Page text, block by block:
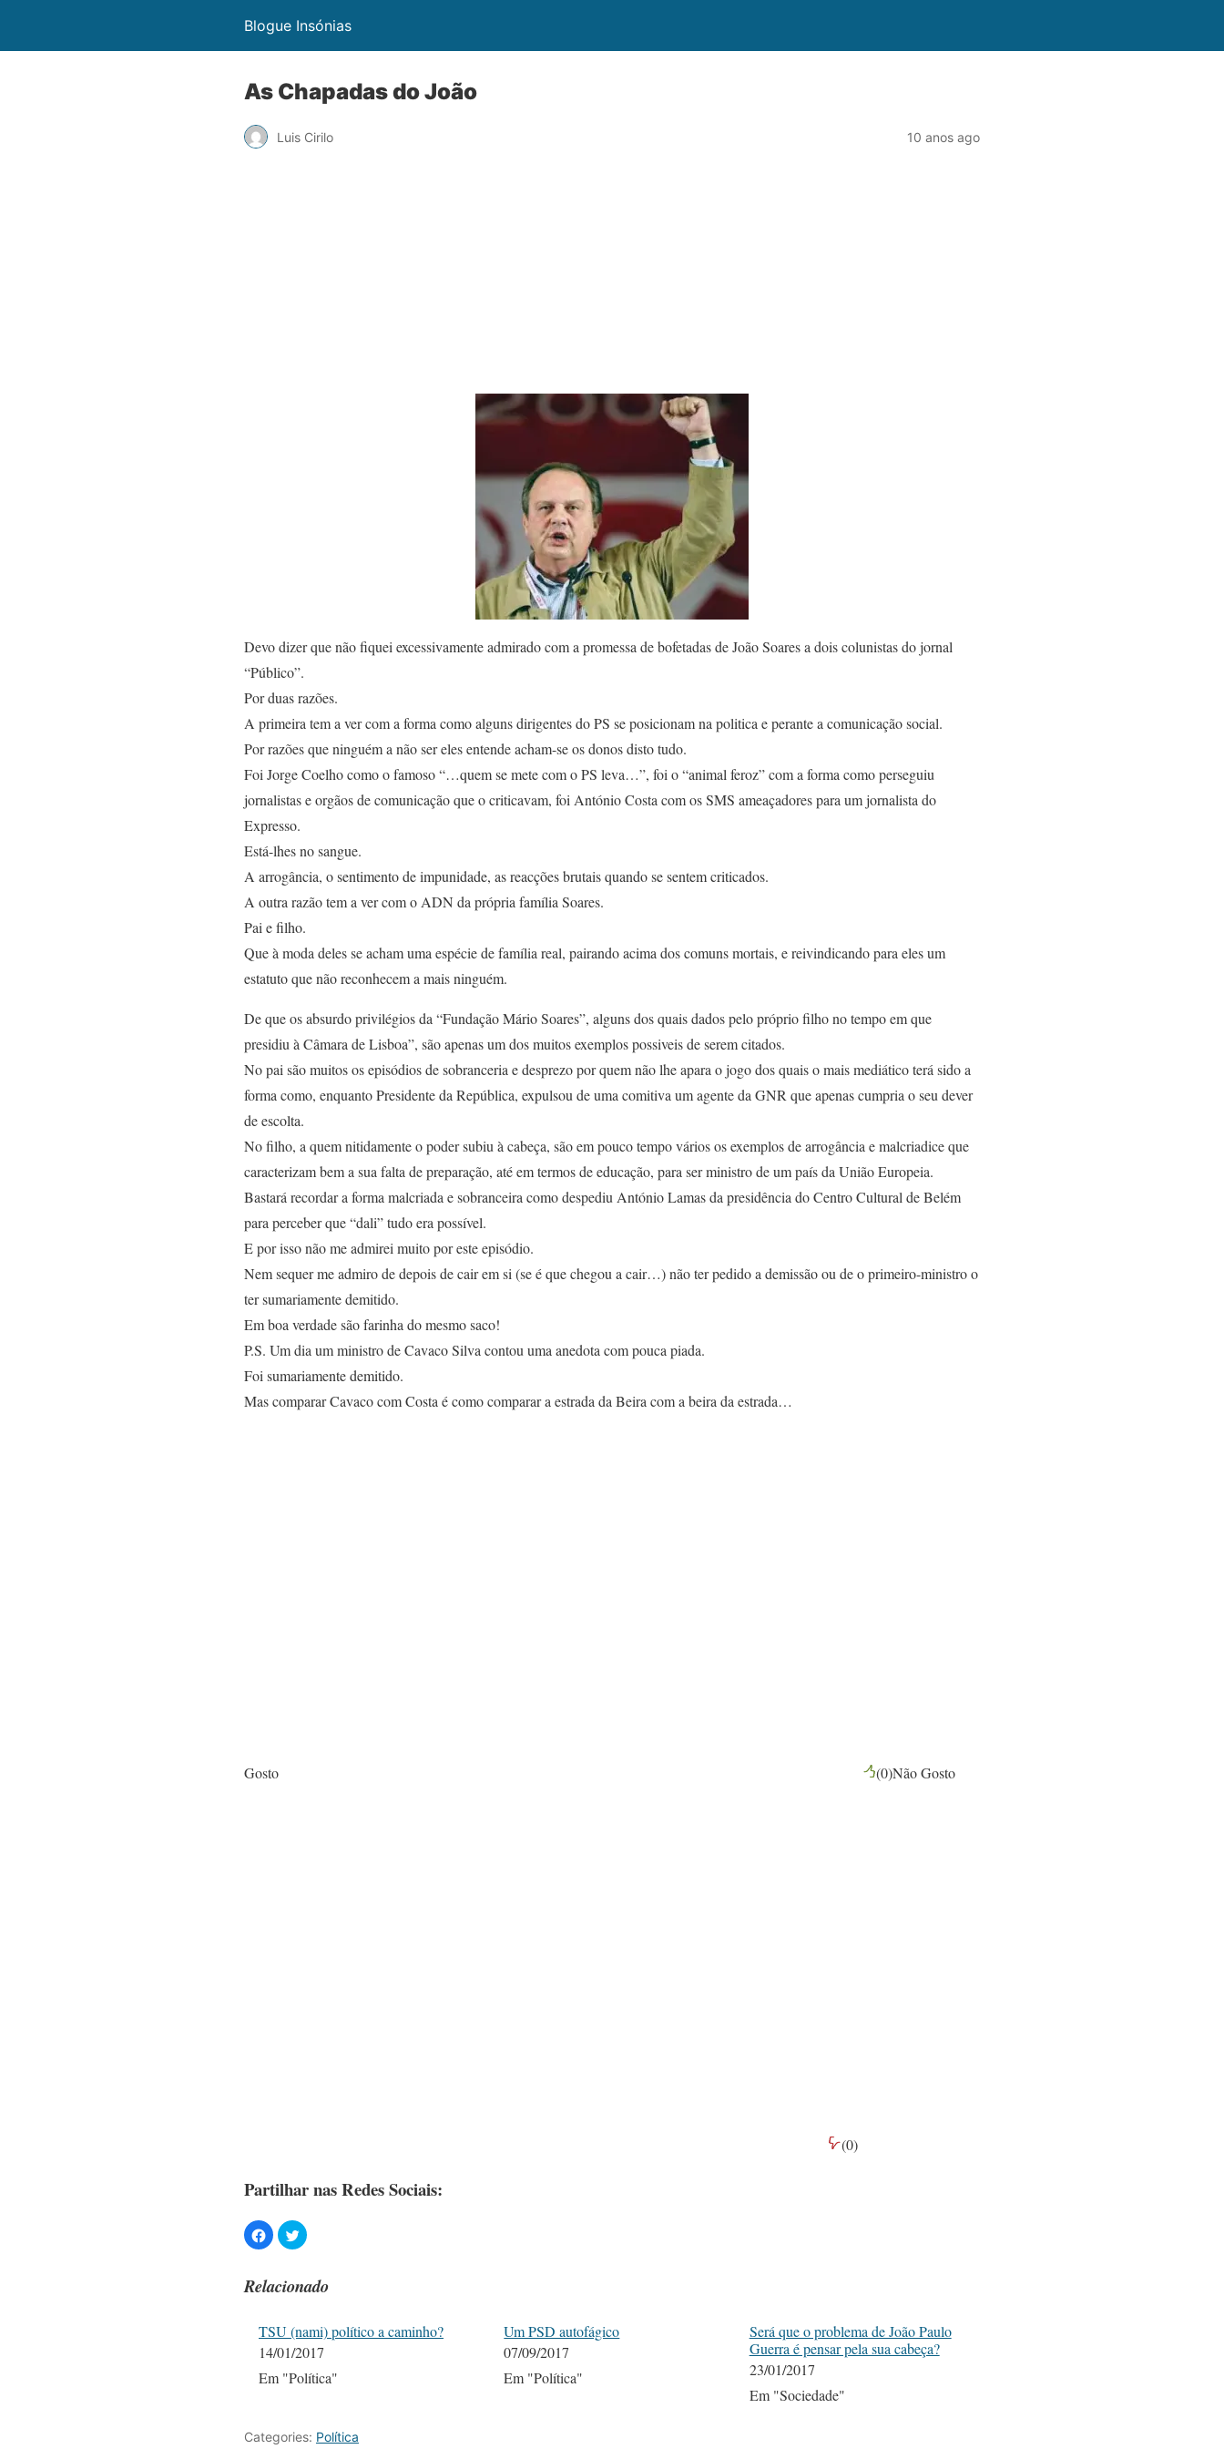
Blogue Insónias
As Chapadas do João
Luis Cirilo 10 anos ago
Devo dizer que não fiquei excessivamente admirado com a promessa de bofetadas de João Soares a dois colunistas do jornal
“Público”.
Por duas razões.
A primeira tem a ver com a forma como alguns dirigentes do PS se posicionam na politica e perante a comunicação social.
Por razões que ninguém a não ser eles entende acham-se os donos disto tudo.
Foi Jorge Coelho como o famoso “…quem se mete com o PS leva…”, foi o “animal feroz” com a forma como perseguiu
jornalistas e orgãos de comunicação que o criticavam, foi António Costa com os SMS ameaçadores para um jornalista do
Expresso.
Está-lhes no sangue.
A arrogância, o sentimento de impunidade, as reacções brutais quando se sentem criticados.
A outra razão tem a ver com o ADN da própria família Soares.
Pai e filho.
Que à moda deles se acham uma espécie de família real, pairando acima dos comuns mortais, e reivindicando para eles um
estatuto que não reconhecem a mais ninguém.
De que os absurdo privilégios da “Fundação Mário Soares”, alguns dos quais dados pelo próprio filho no tempo em que
presidiu à Câmara de Lisboa”, são apenas um dos muitos exemplos possiveis de serem citados.
No pai são muitos os episódios de sobranceria e desprezo por quem não lhe apara o jogo dos quais o mais mediático terá sido a
forma como, enquanto Presidente da República, expulsou de uma comitiva um agente da GNR que apenas cumpria o seu dever
de escolta.
No filho, a quem nitidamente o poder subiu à cabeça, são em pouco tempo vários os exemplos de arrogância e malcriadice que
caracterizam bem a sua falta de preparação, até em termos de educação, para ser ministro de um país da União Europeia.
Bastará recordar a forma malcriada e sobranceira como despediu António Lamas da presidência do Centro Cultural de Belém
para perceber que “dali” tudo era possível.
E por isso não me admirei muito por este episódio.
Nem sequer me admiro de depois de cair em si (se é que chegou a cair…) não ter pedido a demissão ou de o primeiro-ministro o
ter sumariamente demitido.
Em boa verdade são farinha do mesmo saco!
P.S. Um dia um ministro de Cavaco Silva contou uma anedota com pouca piada.
Foi sumariamente demitido.
Mas comparar Cavaco com Costa é como comparar a estrada da Beira com a beira da estrada…
Gosto (0)Não Gosto
(0)
Partilhar nas Redes Sociais:
Relacionado
TSU (nami) político a caminho?
14/01/2017
Em "Política"
Um PSD autofágico
07/09/2017
Em "Política"
Será que o problema de João Paulo
Guerra é pensar pela sua cabeça?
23/01/2017
Em "Sociedade"
Categories: Política